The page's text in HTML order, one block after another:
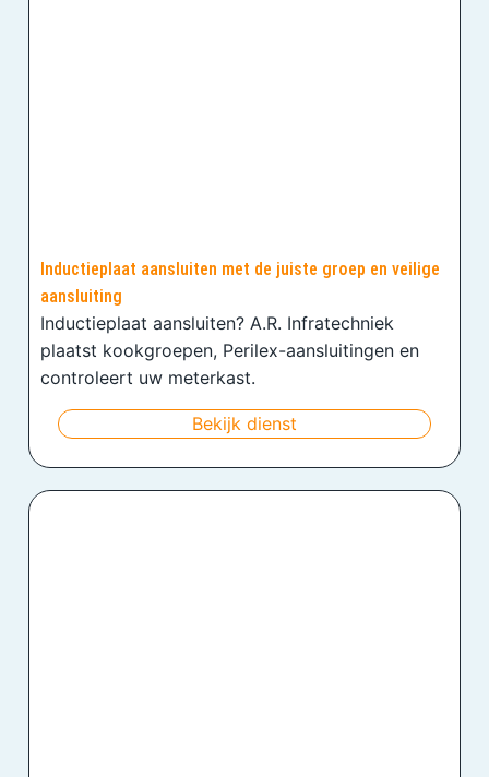
Inductieplaat aansluiten met de juiste groep en veilige
aansluiting
Inductieplaat aansluiten? A.R. Infratechniek
plaatst kookgroepen, Perilex-aansluitingen en
controleert uw meterkast.
Bekijk dienst